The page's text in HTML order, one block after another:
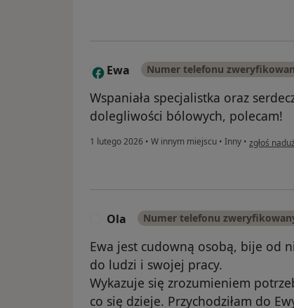
E Ewa Numer telefonu
Wspaniała specjalistka oraz
dolegliwości bólowych, polecam!
1 lutego 2026 • W innym miejscu • Inny • w opinii
zgłoś
Ola Numer telefonu
Ewa jest cudowną osobą, bije od
do ludzi i swojej pracy.
Wykazuje się zrozumieniem
co się dzieje. Przychodziłam do